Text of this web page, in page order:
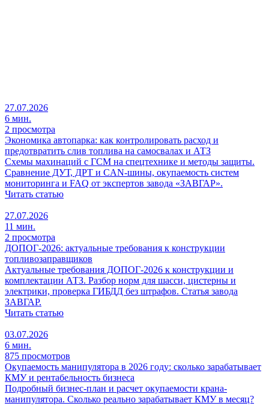
27.07.2026
6 мин.
2 просмотра
Экономика автопарка: как контролировать расход и
предотвратить слив топлива на самосвалах и АТЗ
Схемы махинаций с ГСМ на спецтехнике и методы защиты.
Сравнение ДУТ, ДРТ и CAN-шины, окупаемость систем
мониторинга и FAQ от экспертов завода «ЗАВГАР».
Читать статью
27.07.2026
11 мин.
2 просмотра
ДОПОГ-2026: актуальные требования к конструкции
топливозаправщиков
Актуальные требования ДОПОГ-2026 к конструкции и
комплектации АТЗ. Разбор норм для шасси, цистерны и
электрики, проверка ГИБДД без штрафов. Статья завода
ЗАВГАР.
Читать статью
03.07.2026
6 мин.
875 просмотров
Окупаемость манипулятора в 2026 году: сколько зарабатывает
КМУ и рентабельность бизнеса
Подробный бизнес-план и расчет окупаемости крана-
манипулятора. Сколько реально зарабатывает КМУ в месяц?